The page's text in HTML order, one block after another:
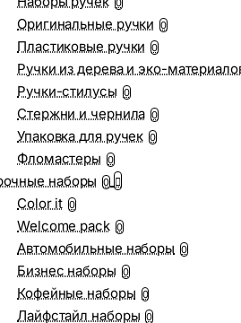
0
Оригинальные ручки 0
Пластиковые ручки 0
Ручки из дерева и эко-
Ручки-стилусы 0
Стержни и чернила 0
Упаковка для ручек 0
Фломастеры 0
наборы 0
Color it 0
Welcome pack 0
Автомобильные наборы 0
Бизнес наборы 0
Кофейные наборы 0
Лайфстайл наборы 0